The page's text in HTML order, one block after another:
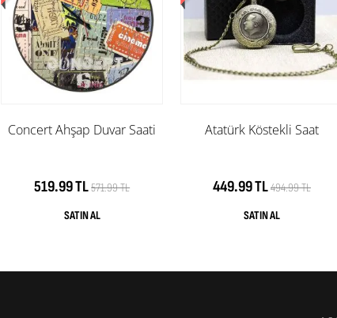
Concert Ahşap Duvar Saati
519.99 TL571.99 TL
Atatürk Köstekli Saat
449.99 TL494.99 TL